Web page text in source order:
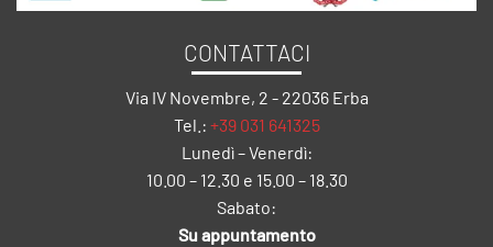
CONTATTACI
Via IV Novembre, 2 - 22036 Erba
Tel.: +39 031 641325
Lunedì – Venerdì:
10.00 – 12.30 e 15.00 – 18.30
Sabato:
Su appuntamento